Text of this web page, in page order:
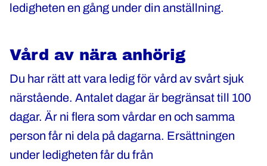
ledigheten en gång under din anställning.
Vård av nära anhörig
Du har rätt att vara ledig för vård av svårt sjuk
närstående. Antalet dagar är begränsat till 100
dagar. Är ni flera som vårdar en och samma
person får ni dela på dagarna. Ersättningen
under ledigheten får du från